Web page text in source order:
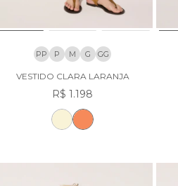
PP P M G GG
VESTIDO CLARA LARANJA
R$ 1.198